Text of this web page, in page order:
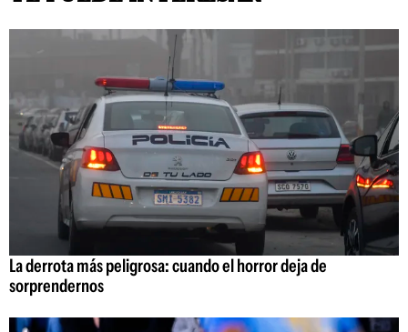
La derrota más peligrosa: cuando el horror deja de
sorprendernos